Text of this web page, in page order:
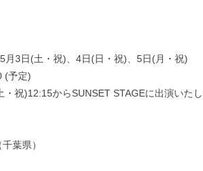
月3日(土・祝)、4日(日・祝)、5日(月・祝)
(予定)
祝)12:15からSUNSET STAGEに出演いたし
葉県）